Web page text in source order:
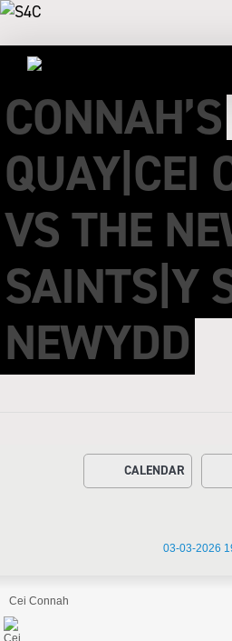
CONNAH’S
QUAY|CEI
VS THE
SAINTS|Y
NEWYDD
CALENDAR
03-03-2026
Cei Connah